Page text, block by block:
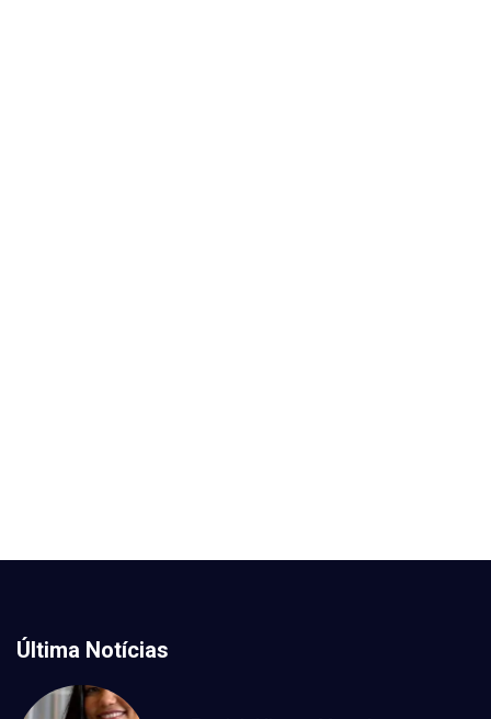
Última Notícias